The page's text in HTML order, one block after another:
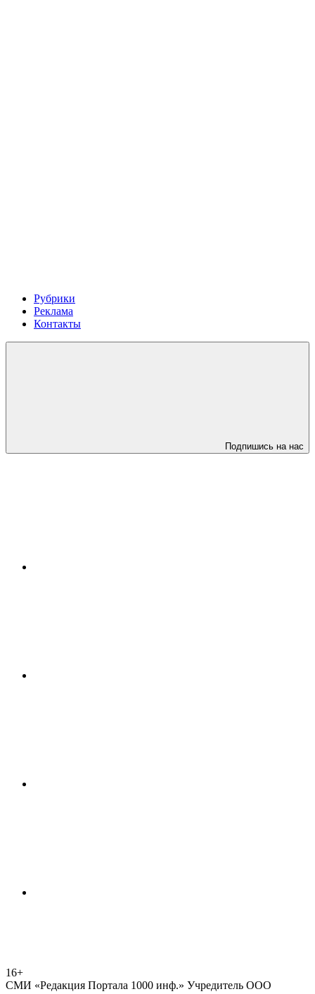
Рубрики
Реклама
Контакты
Подпишись на нас
16+
СМИ «Редакция Портала 1000 инф.» Учредитель ООО